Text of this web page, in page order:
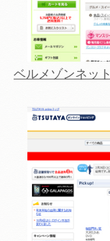
ベルメゾンネット